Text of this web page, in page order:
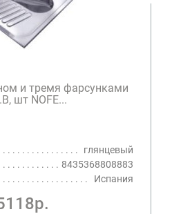
и тремя фарсунками
шт NOFE...
глянцевый
8435368808883
Испания